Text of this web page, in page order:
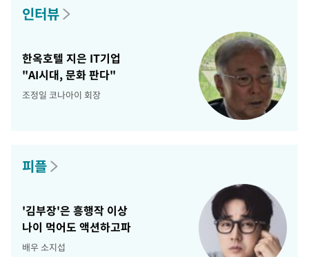
인터뷰
한옥호텔 지은 IT기업
"AI시대, 문화 판다"
조정일 코나아이 회장
피플
'김부장'은 흥행작 이상
나이 먹어도 액션하고파
배우 소지섭